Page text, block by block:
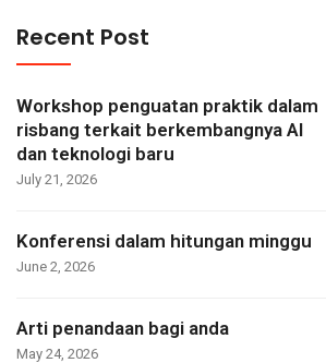
Recent Post
Workshop penguatan praktik dalam
risbang terkait berkembangnya AI
dan teknologi baru
July 21, 2026
Konferensi dalam hitungan minggu
June 2, 2026
Arti penandaan bagi anda
May 24, 2026